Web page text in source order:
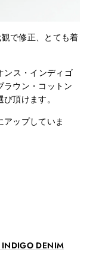
で修正、とても着
ンス・インディゴ
ウン・コットン
頂けます。
ップしていま
INDIGO DENIM